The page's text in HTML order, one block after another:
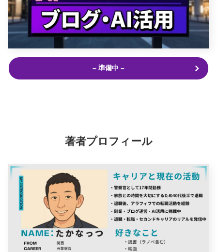
– 準備中 –
著者プロフィール